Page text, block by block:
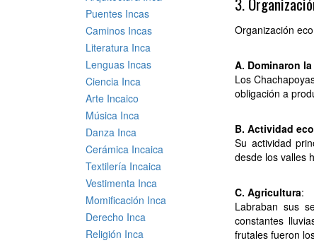
Puentes Incas
Caminos Incas
Literatura Inca
Lenguas Incas
Ciencia Inca
Arte Incaico
Música Inca
Danza Inca
Cerámica Incaica
Textilería Incaica
Vestimenta Inca
Momificación Inca
Derecho Inca
Religión Inca
Organización
A. Dominaron
Los
obligación a
B. Actividad
Su actividad
desde los valles
C. Agricultura:
Labraban sus
constantes
frutales fueron